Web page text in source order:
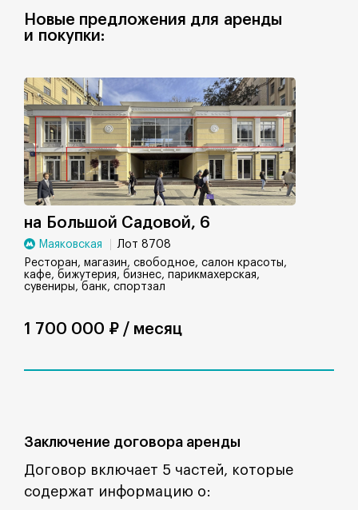
Новые предложения для аренды
и покупки:
на Большой Садовой, 6
Маяковская
Лот 8708
Ресторан, магазин, свободное, салон красоты,
кафе, бижутерия, бизнес, парикмахерская,
сувениры, банк, спортзал
1 700 000 ₽ / месяц
Заключение договора аренды
Договор включает 5 частей, которые
содержат информацию о: